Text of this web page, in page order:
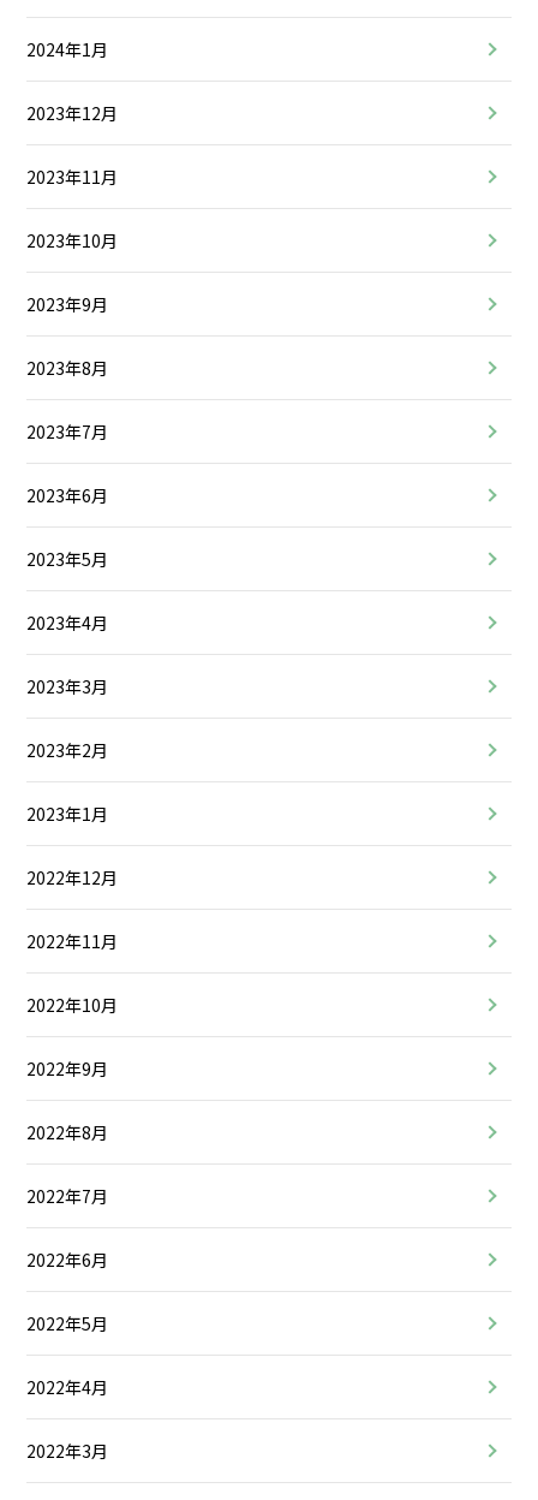
2024年1月
2023年12月
2023年11月
2023年10月
2023年9月
2023年8月
2023年7月
2023年6月
2023年5月
2023年4月
2023年3月
2023年2月
2023年1月
2022年12月
2022年11月
2022年10月
2022年9月
2022年8月
2022年7月
2022年6月
2022年5月
2022年4月
2022年3月